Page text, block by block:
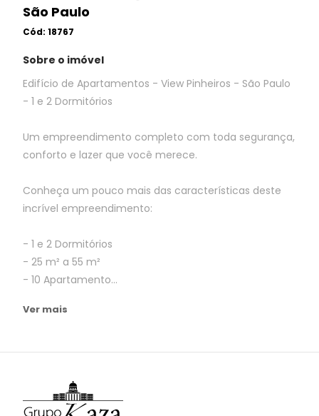
São Paulo
Cód: 18767
Sobre o imóvel
Edifício de Apartamentos - View Pinheiros - São Paulo
- 1 e 2 Dormitórios
Um empreendimento completo com toda segurança,
conforto e lazer que você merece.
Conheça um pouco mais das características deste
incrível empreendimento:
- 1 e 2 Dormitórios
- 25 m² a 55 m²
- 10 Apartamento...
Ver mais